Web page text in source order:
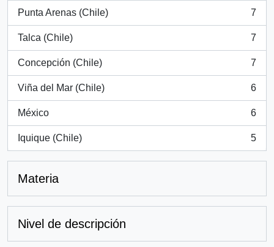
Punta Arenas (Chile)
, 7 resultados
7
Talca (Chile)
, 7 resultados
7
Concepción (Chile)
, 7 resultados
7
Viña del Mar (Chile)
, 6 resultados
6
México
, 6 resultados
6
Iquique (Chile)
, 5 resultados
5
Materia
Nivel de descripción